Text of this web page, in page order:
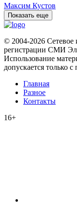
Максим Кустов
Показать еще
© 2004-2026 Сетевое
регистрации СМИ
Использование
допускается только
Главная
Разное
Контакты
16+